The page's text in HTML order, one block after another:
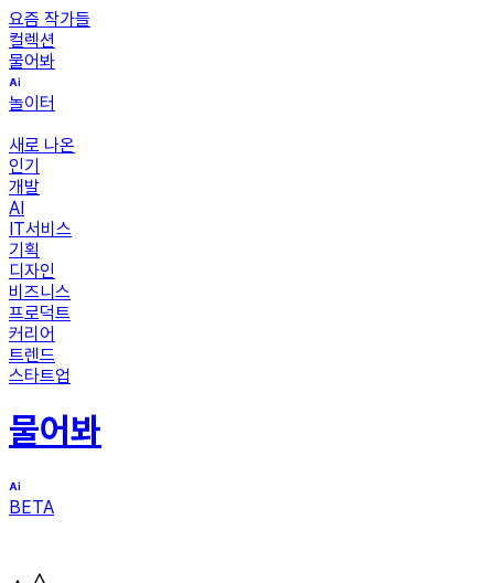
요즘 작가들
컬렉션
물어봐
놀이터
새로 나온
인기
개발
AI
IT서비스
기획
디자인
비즈니스
프로덕트
커리어
트렌드
스타트업
물어봐
BETA